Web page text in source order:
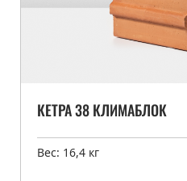
КЕТРА 38 КЛИМАБЛОК
Вес: 16,4 кг